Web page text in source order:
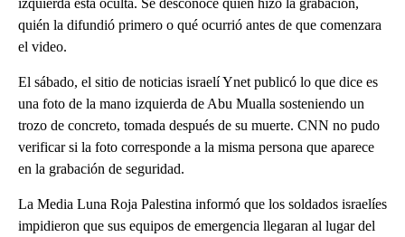
izquierda está oculta. Se desconoce quién hizo la grabación,
quién la difundió primero o qué ocurrió antes de que comenzara
el video.
El sábado, el sitio de noticias israelí Ynet publicó lo que dice es
una foto de la mano izquierda de Abu Mualla sosteniendo un
trozo de concreto, tomada después de su muerte. CNN no pudo
verificar si la foto corresponde a la misma persona que aparece
en la grabación de seguridad.
La Media Luna Roja Palestina informó que los soldados israelíes
impidieron que sus equipos de emergencia llegaran al lugar del